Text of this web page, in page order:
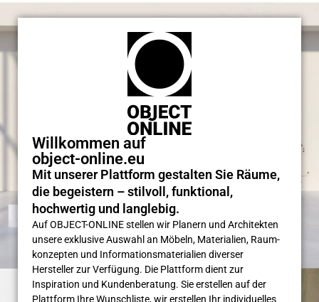
Willkommen auf
object-online.eu
Mit unserer Plattform gestalten Sie Räume,
die begeistern – stilvoll, funktional,
hochwertig und langlebig.
Auf OBJECT-ONLINE stellen wir Planern und Architekten
unsere exklusive Auswahl an Möbeln, Materialien, Raum­
konzepten und Informations­materialien diverser
Hersteller zur Verfügung. Die Plattform dient zur
Inspiration und Kunden­beratung. Sie erstellen auf der
Plattform Ihre Wunsch­liste, wir erstellen Ihr individuelles